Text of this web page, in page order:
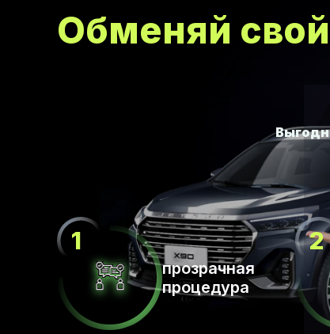
Обменяй
прозрачная
процедура